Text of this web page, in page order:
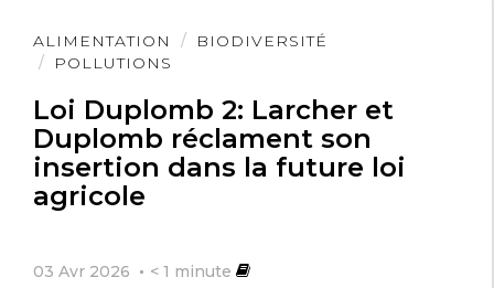
ALIMENTATION
BIODIVERSITÉ
POLLUTIONS
Loi Duplomb 2: Larcher et
Duplomb réclament son
insertion dans la future loi
agricole
03 Avr 2026 < 1 minute
Lire
l'article